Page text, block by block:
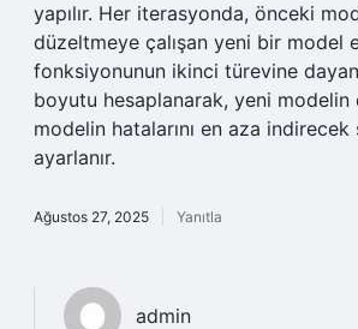
yapılır. Her iterasyonda, önceki
düzeltmeye çalışan yeni bir model
fonksiyonunun ikinci türevine
boyutu hesaplanarak, yeni modelin
modelin hatalarını en aza indirecek
ayarlanır.
Ağustos 27, 2025 Yanıtla
admin